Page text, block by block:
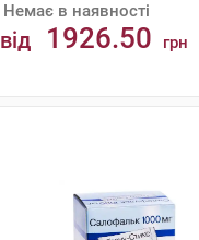
Немає в наявності
від 1926.50 грн